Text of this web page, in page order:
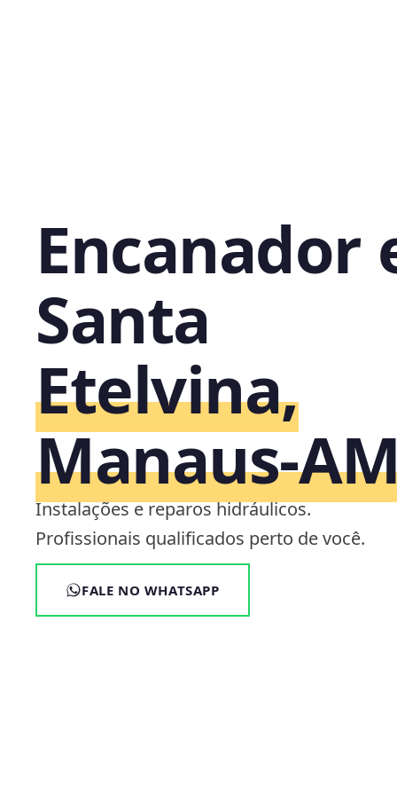
Encanador
Santa
Etelvina,
Instalações e reparos hidráulicos.
Profissionais qualificados perto de você.
FALE NO WHATSAPP